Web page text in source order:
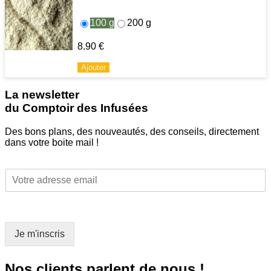
100 g 200 g
8.90 €
Ajouter
La newsletter
du Comptoir des Infusées
Des bons plans, des nouveautés, des conseils, directement
dans votre boite mail !
E
m
a
a
l
Je m'inscris